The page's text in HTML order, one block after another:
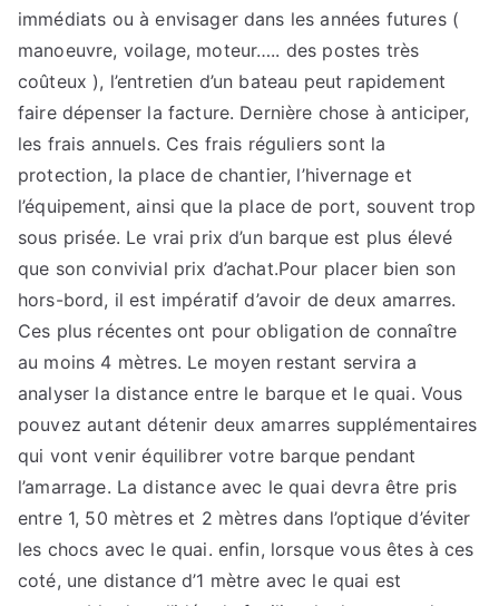
immédiats ou à envisager dans les années futures (
manoeuvre, voilage, moteur….. des postes très
coûteux ), l’entretien d’un bateau peut rapidement
faire dépenser la facture. Dernière chose à anticiper,
les frais annuels. Ces frais réguliers sont la
protection, la place de chantier, l’hivernage et
l’équipement, ainsi que la place de port, souvent trop
sous prisée. Le vrai prix d’un barque est plus élevé
que son convivial prix d’achat.Pour placer bien son
hors-bord, il est impératif d’avoir de deux amarres.
Ces plus récentes ont pour obligation de connaître
au moins 4 mètres. Le moyen restant servira a
analyser la distance entre le barque et le quai. Vous
pouvez autant détenir deux amarres supplémentaires
qui vont venir équilibrer votre barque pendant
l’amarrage. La distance avec le quai devra être pris
entre 1, 50 mètres et 2 mètres dans l’optique d’éviter
les chocs avec le quai. enfin, lorsque vous êtes à ces
coté, une distance d’1 mètre avec le quai est